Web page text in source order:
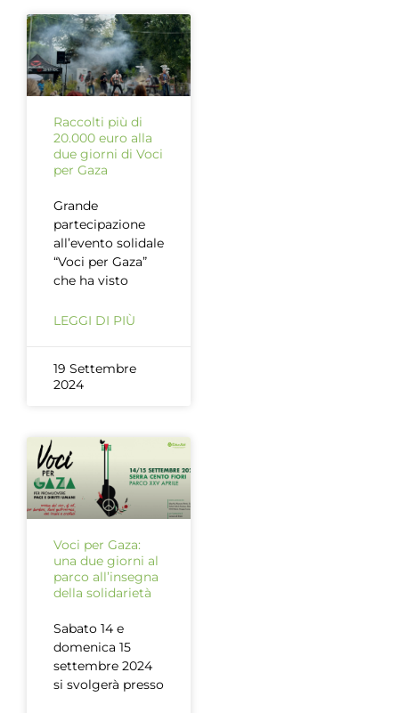
Raccolti più di
20.000 euro alla
due giorni di Voci
per Gaza
Grande
partecipazione
all’evento solidale
“Voci per Gaza”
che ha visto
LEGGI DI PIÙ
19 Settembre
2024
Voci per Gaza:
una due giorni al
parco all’insegna
della solidarietà
Sabato 14 e
domenica 15
settembre 2024
si svolgerà presso